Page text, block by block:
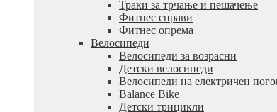
Траки за трчање и пешачење
Фитнес справи
Фитнес опрема
Велосипеди
Велосипеди за возрасни
Детски велосипеди
Велосипеди на електричен
Balance Bike
Детски трицикли